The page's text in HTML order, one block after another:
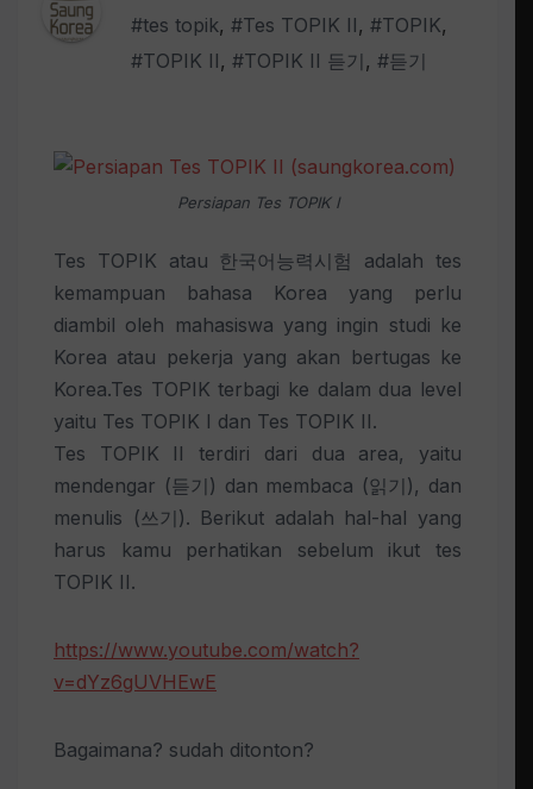
#tes topik, #Tes TOPIK II, #TOPIK,
#TOPIK II, #TOPIK II 듣기, #듣기
Persiapan Tes TOPIK I
Tes TOPIK atau 한국어능력시험 adalah tes
kemampuan bahasa Korea yang perlu
diambil oleh mahasiswa yang ingin studi ke
Korea atau pekerja yang akan bertugas ke
Korea.Tes TOPIK terbagi ke dalam dua level
yaitu Tes TOPIK I dan Tes TOPIK II.
Tes TOPIK II terdiri dari dua area, yaitu
mendengar (듣기) dan membaca (읽기), dan
menulis (쓰기). Berikut adalah hal-hal yang
harus kamu perhatikan sebelum ikut tes
TOPIK II.
https://www.youtube.com/watch?
v=dYz6gUVHEwE
Bagaimana? sudah ditonton?